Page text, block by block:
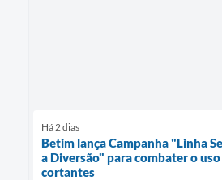
Há 2 dias
Betim lança Campanha "Linha
a Diversão" para combater o
cortantes